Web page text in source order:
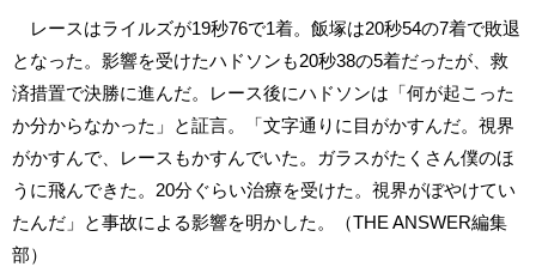
レースはライルズが19秒76で1着。飯塚は20秒54の7着で敗退
となった。影響を受けたハドソンも20秒38の5着だったが、救
済措置で決勝に進んだ。レース後にハドソンは「何が起こった
か分からなかった」と証言。「文字通りに目がかすんだ。視界
がかすんで、レースもかすんでいた。ガラスがたくさん僕のほ
うに飛んできた。20分ぐらい治療を受けた。視界がぼやけてい
たんだ」と事故による影響を明かした。（THE ANSWER編集
部）